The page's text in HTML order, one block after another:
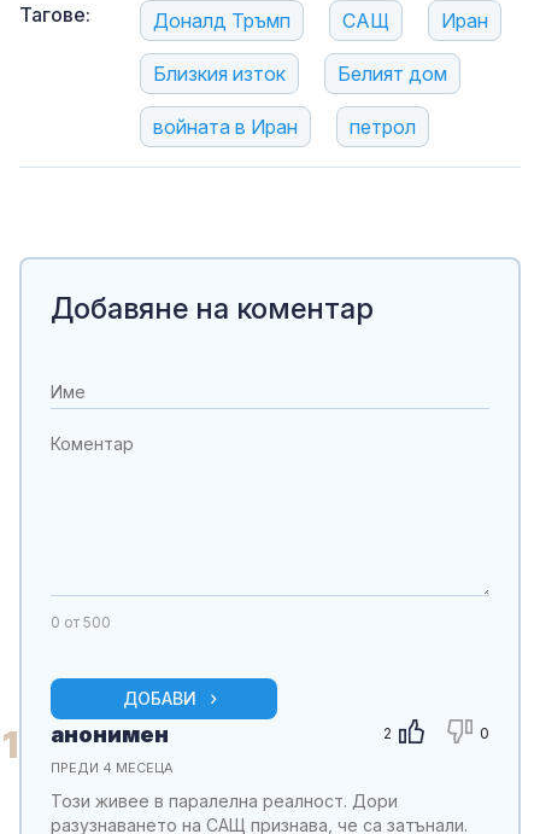
Тагове: Доналд Тръмп САЩ Иран
Близкия изток Белият дом
войната в Иран петрол
Добавяне на коментар
0 от 500
ДОБАВИ
1 2 0
анонимен
ПРЕДИ 4 МЕСЕЦА
Този живее в паралелна реалност. Дори
разузнаването на САЩ признава, че са затънали.